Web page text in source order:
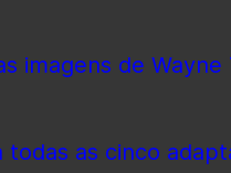
imagens de
todas as cinco